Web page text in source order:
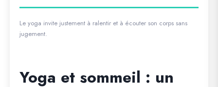
Le yoga invite justement à ralentir et à écouter son corps sans
jugement.
Yoga et sommeil : un